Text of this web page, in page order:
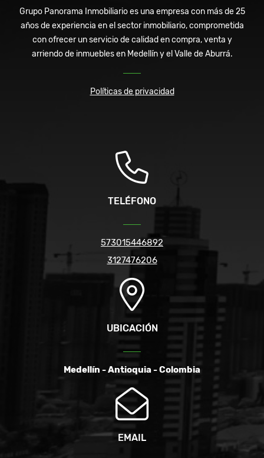
Grupo Panorama Inmobiliario es una empresa con más de 25
años de experiencia en el sector inmobiliario, comprometida
con ofrecer un servicio de calidad en compra, venta y
arriendo de inmuebles en Medellín y el Valle de Aburrá.
Políticas de privacidad
TELÉFONO
573015446892
3127476206
UBICACIÓN
Medellín - Antioquia - Colombia
EMAIL